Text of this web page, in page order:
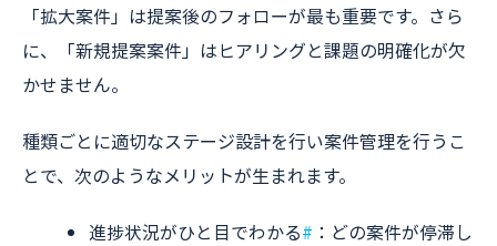
「拡大案件」は提案後のフォローが最も重要です。さら
に、「新規提案案件」はヒアリングと課題の明確化が欠
かせません。
種類ごとに適切なステージ設計を行い案件管理を行うこ
とで、次のようなメリットが生まれます。
進捗状況がひと目でわかる# ：どの案件が停滞し